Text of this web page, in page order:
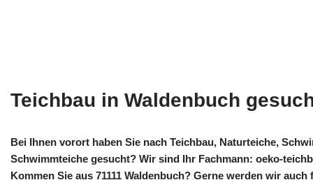
Teichbau in Waldenbuch
Bei Ihnen vorort haben Sie nach Teichbau, Naturteiche,
Schwimmteiche gesucht? Wir sind Ihr Fachmann: oeko-
Kommen Sie aus 71111 Waldenbuch? Gerne werden wir auch